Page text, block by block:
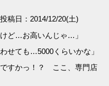
稿日：2014/12/20(土)
ど…お高いんじゃ…」
せても…5000くらいかな」
すかっ！？ ここ、専門店